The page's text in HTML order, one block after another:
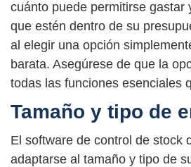
cuánto puede permitirse gastar
que estén dentro de su
al elegir una opción
barata. Asegúrese de que la
todas las funciones esenciales
Tamaño y tipo de
El software de control de stock
adaptarse al tamaño y tipo de